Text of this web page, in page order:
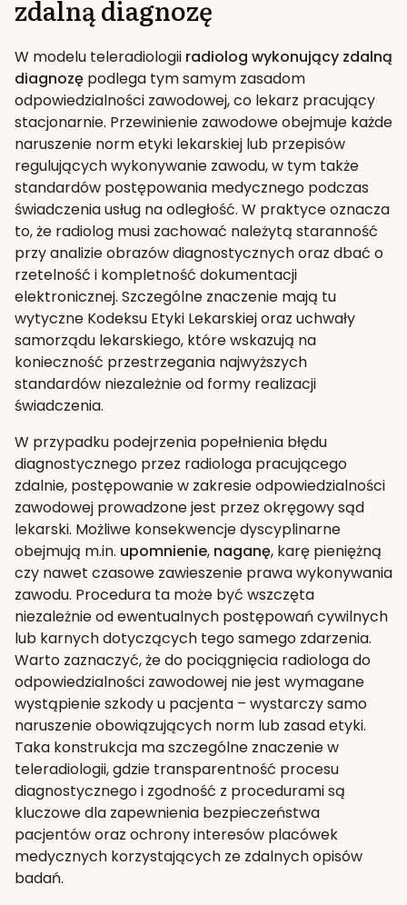
zdalną diagnozę
W modelu teleradiologii radiolog wykonujący zdalną
diagnozę podlega tym samym zasadom
odpowiedzialności zawodowej, co lekarz pracujący
stacjonarnie. Przewinienie zawodowe obejmuje każde
naruszenie norm etyki lekarskiej lub przepisów
regulujących wykonywanie zawodu, w tym także
standardów postępowania medycznego podczas
świadczenia usług na odległość. W praktyce oznacza
to, że radiolog musi zachować należytą staranność
przy analizie obrazów diagnostycznych oraz dbać o
rzetelność i kompletność dokumentacji
elektronicznej. Szczególne znaczenie mają tu
wytyczne Kodeksu Etyki Lekarskiej oraz uchwały
samorządu lekarskiego, które wskazują na
konieczność przestrzegania najwyższych
standardów niezależnie od formy realizacji
świadczenia.
W przypadku podejrzenia popełnienia błędu
diagnostycznego przez radiologa pracującego
zdalnie, postępowanie w zakresie odpowiedzialności
zawodowej prowadzone jest przez okręgowy sąd
lekarski. Możliwe konsekwencje dyscyplinarne
obejmują m.in. upomnienie, naganę, karę pieniężną
czy nawet czasowe zawieszenie prawa wykonywania
zawodu. Procedura ta może być wszczęta
niezależnie od ewentualnych postępowań cywilnych
lub karnych dotyczących tego samego zdarzenia.
Warto zaznaczyć, że do pociągnięcia radiologa do
odpowiedzialności zawodowej nie jest wymagane
wystąpienie szkody u pacjenta – wystarczy samo
naruszenie obowiązujących norm lub zasad etyki.
Taka konstrukcja ma szczególne znaczenie w
teleradiologii, gdzie transparentność procesu
diagnostycznego i zgodność z procedurami są
kluczowe dla zapewnienia bezpieczeństwa
pacjentów oraz ochrony interesów placówek
medycznych korzystających ze zdalnych opisów
badań.